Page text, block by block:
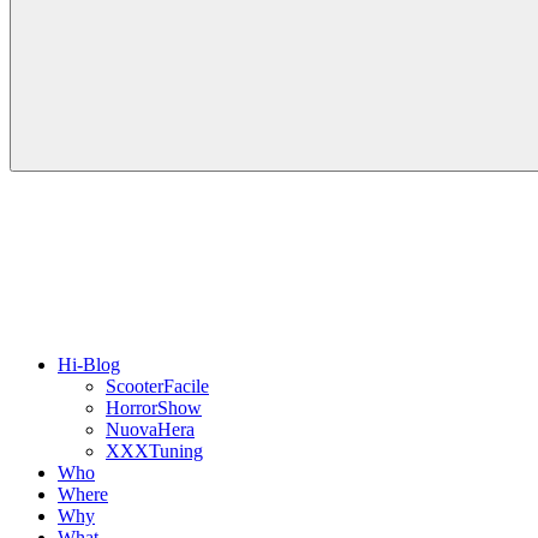
Hi-Blog
ScooterFacile
HorrorShow
NuovaHera
XXXTuning
Who
Where
Why